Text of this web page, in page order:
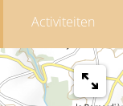
Activiteiten